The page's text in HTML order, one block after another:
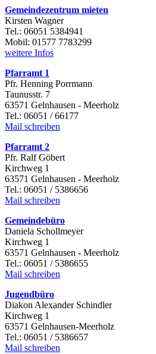
Gemeindezentrum mieten
Kirsten Wagner
Tel.: 06051 5384941
Mobil: 01577 7783299
weitere Infos
Pfarramt 1
Pfr. Henning Porrmann
Taunusstr. 7
63571 Gelnhausen - Meerholz
Tel.: 06051 / 66177
Mail schreiben
Pfarramt 2
Pfr. Ralf Göbert
Kirchweg 1
63571 Gelnhausen - Meerholz
Tel.: 06051 / 5386656
Mail schreiben
Gemeindebüro
Daniela Schollmeyer
Kirchweg 1
63571 Gelnhausen - Meerholz
Tel.: 06051 / 5386655
Mail schreiben
Jugendbüro
Diakon Alexander Schindler
Kirchweg 1
63571 Gelnhausen-Meerholz
Tel.: 06051 / 5386657
Mail schreiben